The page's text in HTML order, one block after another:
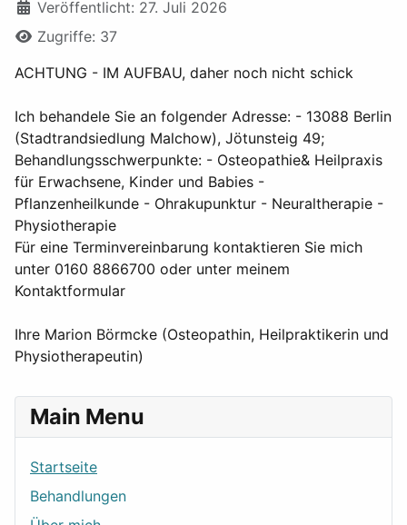
Veröffentlicht: 27. Juli 2026
Zugriffe: 37
ACHTUNG - IM AUFBAU, daher noch nicht schick
Ich behandele Sie an folgender Adresse: - 13088 Berlin
(Stadtrandsiedlung Malchow), Jötunsteig 49;
Behandlungsschwerpunkte: - Osteopathie& Heilpraxis
für Erwachsene, Kinder und Babies -
Pflanzenheilkunde - Ohrakupunktur - Neuraltherapie -
Physiotherapie
Für eine Terminvereinbarung kontaktieren Sie mich
unter 0160 8866700 oder unter meinem
Kontaktformular
Ihre Marion Börmcke (Osteopathin, Heilpraktikerin und
Physiotherapeutin)
Main Menu
Startseite
Behandlungen